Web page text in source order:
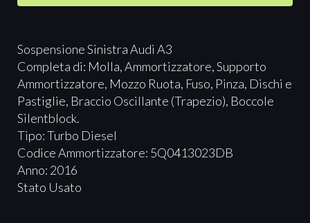
Sospensione Sinistra Audi A3
Completa di: Molla, Ammortizzatore, Supporto
Ammortizzatore, Mozzo Ruota, Fuso, Pinza, Dischi e
Pastiglie, Braccio Oscillante (Trapezio), Boccole
Silentblock.
Tipo: Turbo Diesel
Codice Ammortizzatore: 5Q0413023DB
Anno: 2016
Stato Usato